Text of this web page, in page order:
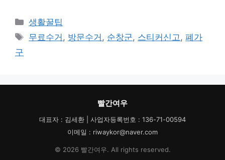
카
테
생활꿀팁
태
무료수거 , 방문수거 , 순창군, 스티커신고,폐가
구
빨간여우
대표자 : 김세환 | 사업자등록번호 : 136-71-00594
이메일 : riwaykor@naver.com
© 2026 빨간여우. All rights reserved.